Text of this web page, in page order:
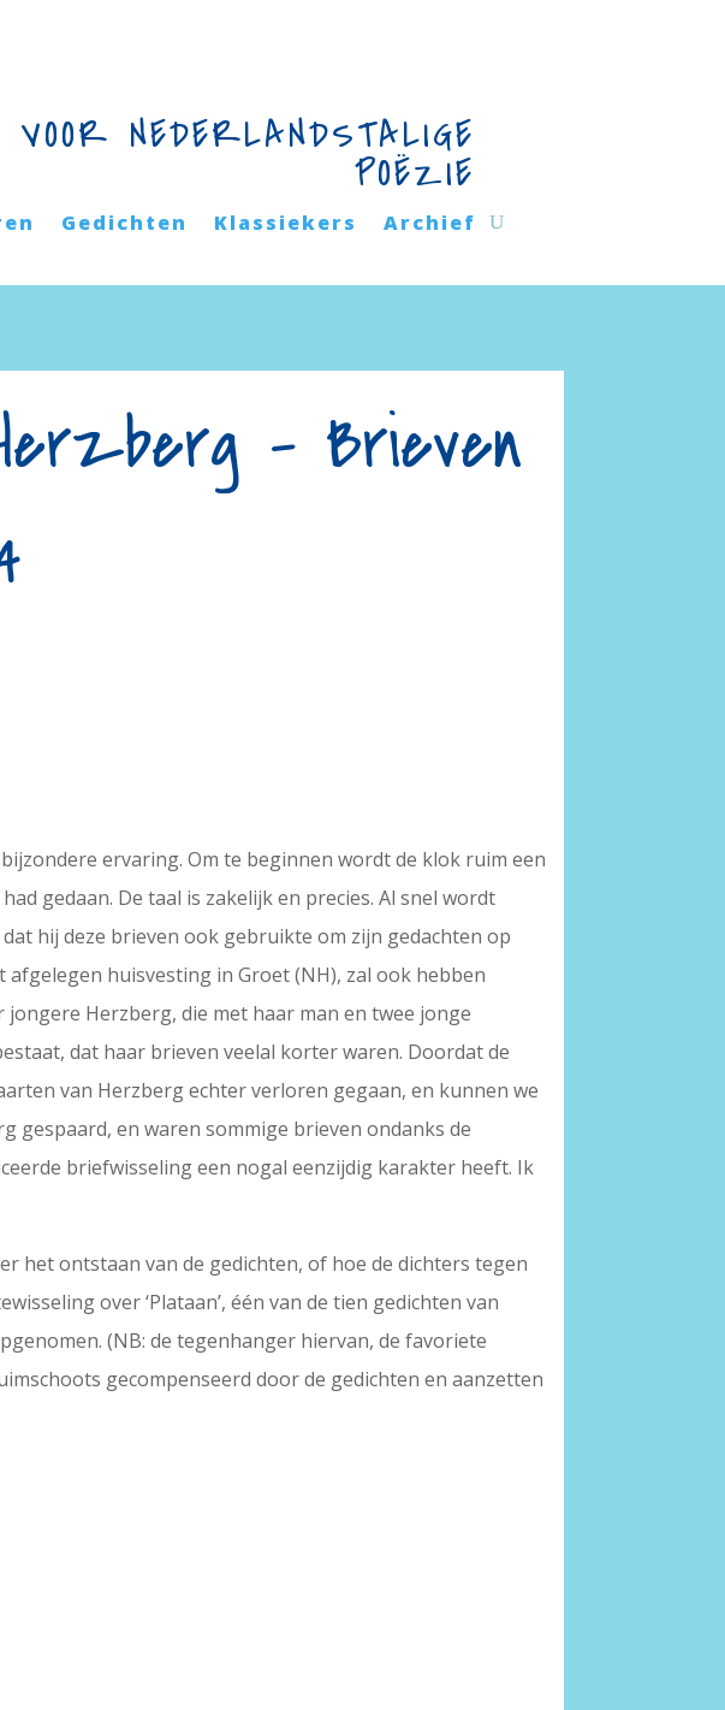
NEDERLANDSTALIGE
POËZIE
Gedichten Klassiekers Archief
– Brieven
ervaring. Om te beginnen wordt de klok ruim een
gedaan. De taal is zakelijk en precies. Al snel wordt
hij deze brieven ook gebruikte om zijn gedachten op
huisvesting in Groet (NH), zal ook hebben
Herzberg, die met haar man en twee jonge
dat haar brieven veelal korter waren. Doordat de
van Herzberg echter verloren gegaan, en kunnen we
gespaard, en waren sommige brieven ondanks de
briefwisseling een nogal eenzijdig karakter heeft. Ik
het ontstaan van de gedichten, of hoe de dichters tegen
over ‘Plataan’, één van de tien gedichten van
(NB: de tegenhanger hiervan, de favoriete
gecompenseerd door de gedichten en aanzetten